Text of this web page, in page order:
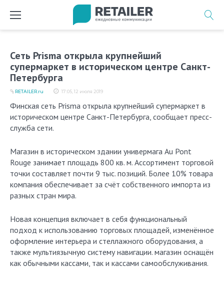
Сеть Prisma открыла крупнейший
супермаркет в историческом центре Санкт-
Петербурга
17:05, 12 июля 2019
RETAILER.ru
Финская сеть Prisma открыла крупнейший супермаркет в
историческом центре Санкт-Петербурга, сообщает пресс-
служба сети.
Магазин в историческом здании универмага Au Pont
Rouge занимает площадь 800 кв. м. Ассортимент торговой
точки составляет почти 9 тыс. позиций. Более 10% товара
компания обеспечивает за счёт собственного импорта из
разных стран мира.
Новая концепция включает в себя функциональный
подход к использованию торговых площадей, изменённое
оформление интерьера и стеллажного оборудования, а
также мультиязычную систему навигации. магазин оснащён
как обычными кассами, так и кассами самообслуживания.